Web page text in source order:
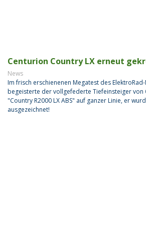
Centurion Country LX erneut
News
Im frisch erschienenen Megatest des
begeisterte der vollgefederte Tiefeinsteiger von
"Country R2000 LX ABS" auf ganzer Linie, er
ausgezeichnet!